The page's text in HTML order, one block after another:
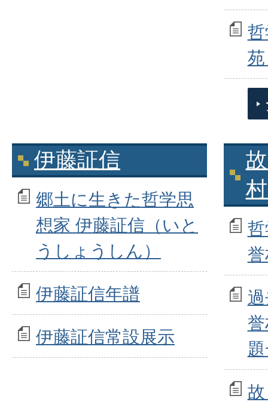
伊藤証信
郷土に生きた哲学思
想家 伊藤証信（いと
うしょうしん）
伊藤証信年譜
伊藤証信常設展示